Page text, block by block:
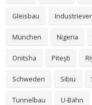
Gleisbau
München Nigeria
Onitsha Piteşti
Schweden Sibiu
Tunnelbau U-Bahn